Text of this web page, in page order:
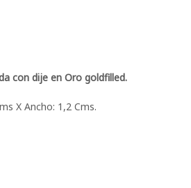
con dije en Oro goldfilled.
X Ancho: 1,2 Cms.